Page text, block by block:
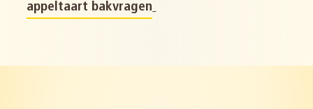
appeltaart bakvragen